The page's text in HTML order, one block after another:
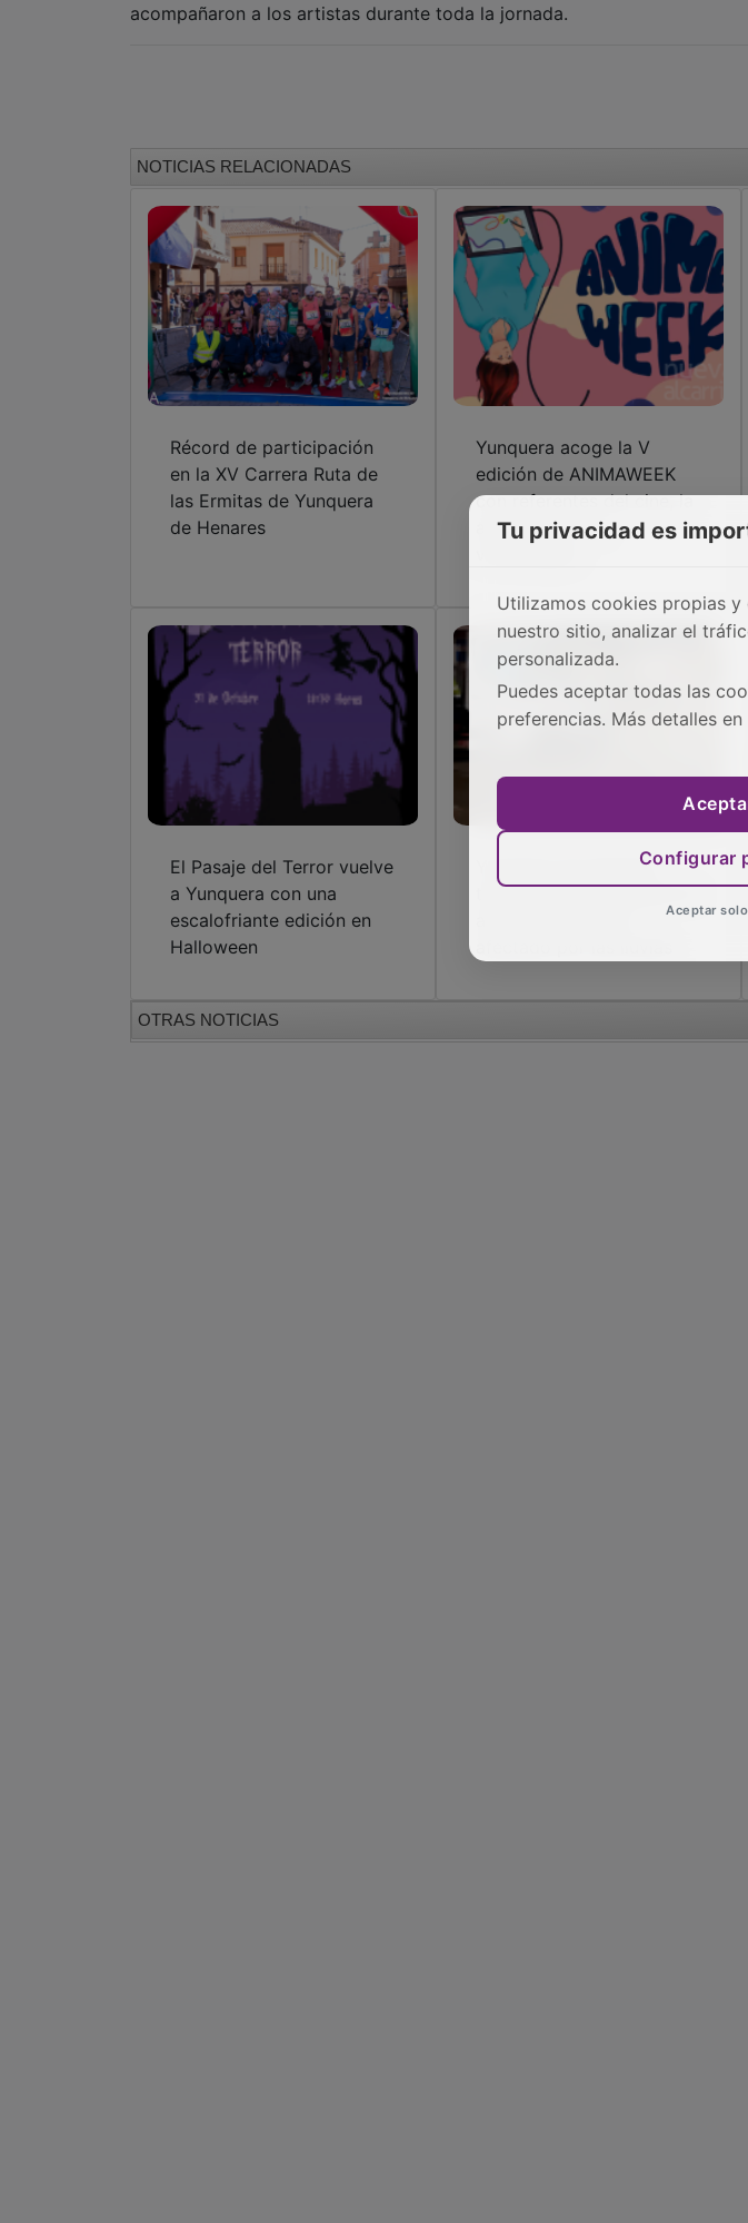
acompañaron a los artistas durante toda la jornada.
NOTICIAS RELACIONADAS
Récord de participación
en la XV Carrera Ruta de
las Ermitas de Yunquera
de Henares
Yunquera acoge la V
edición de ANIMAWEEK
con referentes del cine, la
animación y los
El Pasaje del Terror vuelve
a Yunquera con una
escalofriante edición en
Halloween
Yunquera de Henares
trabaja para restablecer el
OTRAS NOTICIAS
Tu privacidad es
Utilizamos cookies propias
nuestro sitio, analizar el
personalizada.
Puedes aceptar todas las
preferencias. Más detalles en
Configurar
Aceptar